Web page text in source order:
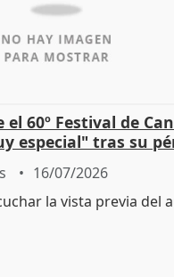
60º Festival de
especial" tras su
16/07/2026